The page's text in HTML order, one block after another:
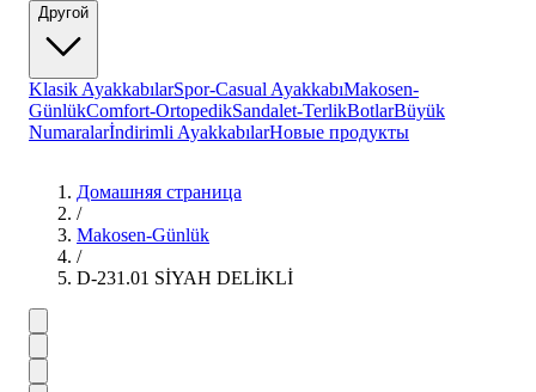
Другой
Klasik AyakkabılarSpor-Casual AyakkabıMakosen-
GünlükComfort-OrtopedikSandalet-TerlikBotlarBüyük
Numaralarİndirimli AyakkabılarНовые продукты
Домашняя страница
/
Makosen-Günlük
/
D-231.01 SİYAH DELİKLİ